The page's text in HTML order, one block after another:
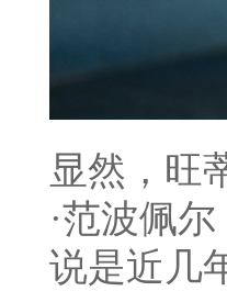
显然，旺
·范波佩
说是近几